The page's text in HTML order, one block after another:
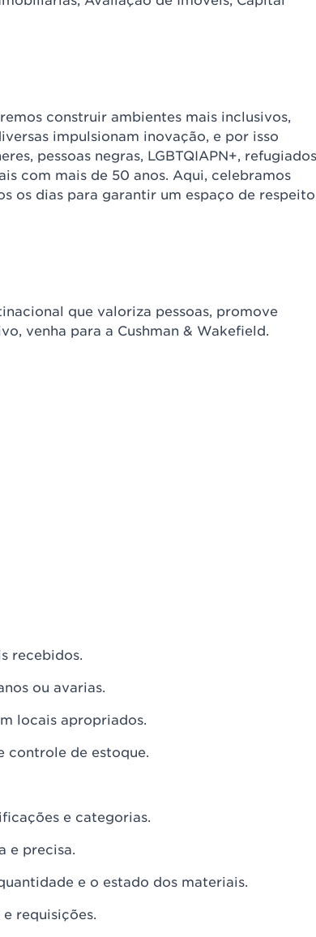
construir ambientes mais inclusivos,
impulsionam inovação, e por isso
pessoas negras, LGBTQIAPN+,
com mais de 50 anos. Aqui, celebramos
os dias para garantir um espaço de
que valoriza pessoas, promove
venha para a Cushman & Wakefield.
recebidos.
ou avarias.
locais apropriados.
controle de estoque.
e categorias.
e precisa.
e o estado dos materiais.
requisições.